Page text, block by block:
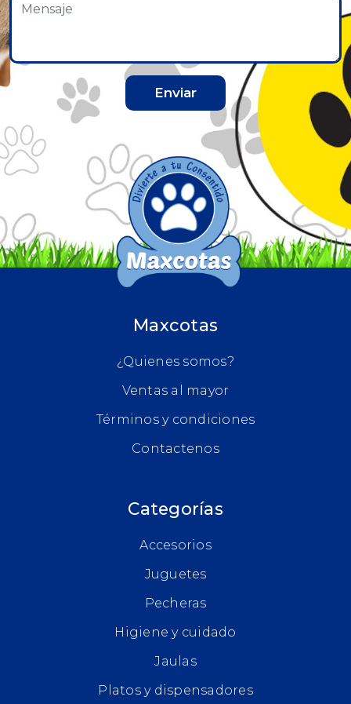
Enviar
Maxcotas
¿Quienes somos?
Ventas al mayor
Términos y condiciones
Contactenos
Categorías
Accesorios
Juguetes
Pecheras
Higiene y cuidado
Jaulas
Platos y dispensadores